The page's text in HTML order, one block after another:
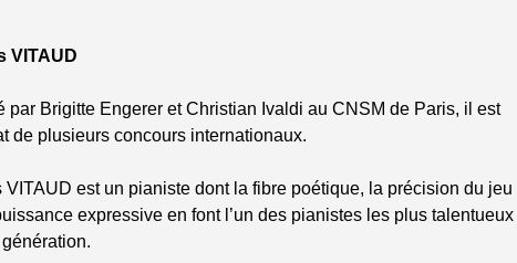
VITAUD
par Brigitte Engerer et Christian Ivaldi au CNSM de Paris, il est
de plusieurs concours internationaux.
VITAUD est un pianiste dont la fibre poétique, la précision du jeu
expressive en font l’un des pianistes les plus talentueux